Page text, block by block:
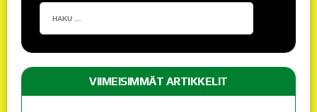
VIIMEISIMMÄT ARTIKKELIT